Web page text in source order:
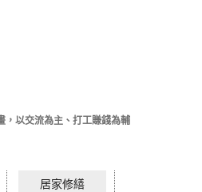
，以交流為主、打工賺錢為輔
居家修繕